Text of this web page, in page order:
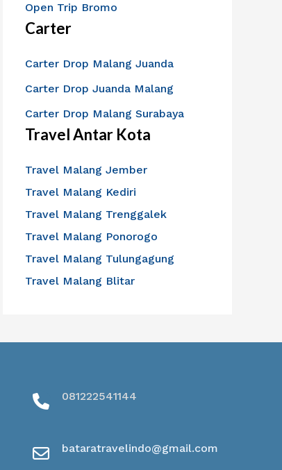
Open Trip Bromo
Carter
Carter Drop Malang Juanda
Carter Drop Juanda Malang
Carter Drop Malang Surabaya
Travel Antar Kota
Travel Malang Jember
Travel Malang Kediri
Travel Malang Trenggalek
Travel Malang Ponorogo
Travel Malang Tulungagung
Travel Malang Blitar
081222541144
bataratravelindo@gmail.com